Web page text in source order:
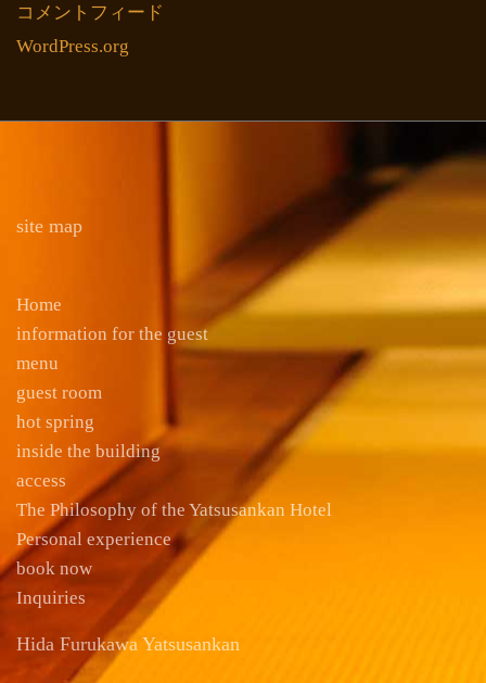
コメントフィード
WordPress.org
site map
Home
information for the guest
menu
guest room
hot spring
inside the building
access
The Philosophy of the Yatsusankan Hotel
Personal experience
book now
Inquiries
Hida Furukawa Yatsusankan